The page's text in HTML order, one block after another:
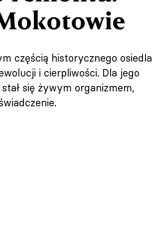
częścią historycznego osiedla
i cierpliwości. Dla jego
się żywym organizmem,